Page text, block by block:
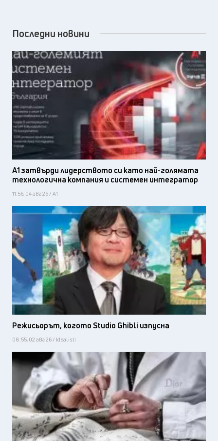
Последни новини
А1 затвърди лидерството си като най-голямата
технологична компания и системен интегратор
11:56, 04 авг 26 / А1
Режисьорът, когото Studio Ghibli изпусна
08:55, 02 авг 26 / Idealisti